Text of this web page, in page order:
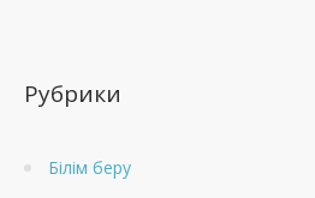
Рубрики
Білім беру